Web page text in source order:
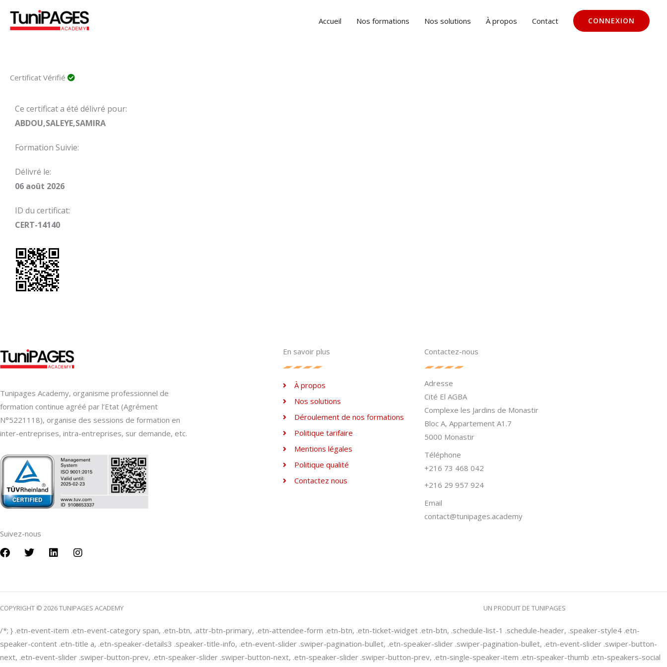
contenu
Accueil Nos formations Nos solutions À propos Contact CONNEXION
Certificat Vérifié
Ce certificat a été délivré pour:
ABDOU,SALEYE,SAMIRA
Formation Suivie:
Délivré le:
06 août 2026
ID du certificat:
CERT-14140
Tunipages Academy, organisme professionnel de
formation continue agréé par l’Etat (Agrément
N°5221118), organise des sessions de formation en
inter-entreprises, intra-entreprises, sur demande, etc.
Suivez-nous
F
a
b
o
T
t
r
L
e
i
I
a
r
m
En savoir plus
À propos
Nos solutions
Déroulement de nos formations
Politique tarifaire
Mentions légales
Politique qualité
Contactez nous
Contactez-nous
Adresse
Cité El AGBA
Complexe les Jardins de Monastir
Bloc A, Appartement A1.7
5000 Monastir
Téléphone
+216 73 468 042
+216 29 957 924
Email
contact@tunipages.academy
COPYRIGHT © 2026 TUNIPAGES ACADEMY UN PRODUIT DE TUNIPAGES
/*; } .etn-event-item .etn-event-category span, .etn-btn, .attr-btn-primary, .etn-attendee-form .etn-btn, .etn-ticket-widget .etn-btn, .schedule-list-1 .schedule-header, .speaker-style4 .etn-
speaker-content .etn-title a, .etn-speaker-details3 .speaker-title-info, .etn-event-slider .swiper-pagination-bullet, .etn-speaker-slider .swiper-pagination-bullet, .etn-event-slider .swiper-button-
next, .etn-event-slider .swiper-button-prev, .etn-speaker-slider .swiper-button-next, .etn-speaker-slider .swiper-button-prev, .etn-single-speaker-item .etn-speaker-thumb .etn-speakers-social